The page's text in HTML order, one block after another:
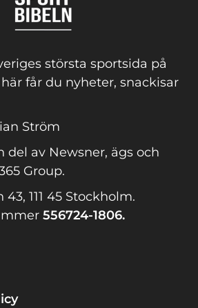
största sportsida på
får du nyheter, snackisar
Ström
del av Newsner, ägs och
Group.
111 45 Stockholm.
556724-1806.